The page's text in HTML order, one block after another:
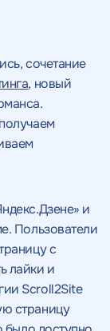
сочетание
, новый
и
Пользователи
с
лайки и
Scroll2Site
страницу